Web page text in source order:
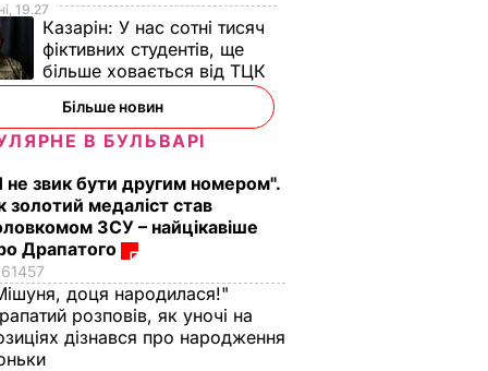
19.27
Казарін: У нас сотні тисяч
фіктивних студентів, ще
більше ховається від ТЦК
Більше новин
В БУЛЬВАРІ
не звик бути другим номером".
золотий медаліст став
ЗСУ – найцікавіше
Драпатого
61457
доця народилася!"
розповів, як уночі на
дізнався про народження